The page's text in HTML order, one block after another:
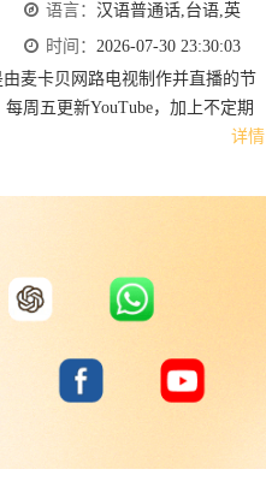
语言： 汉语普通话,台语,英
时间： 2026-07-30 23:30:03
详情
由麦卡贝网路电视制作并直播的节
周五更新YouTube，加上不定期